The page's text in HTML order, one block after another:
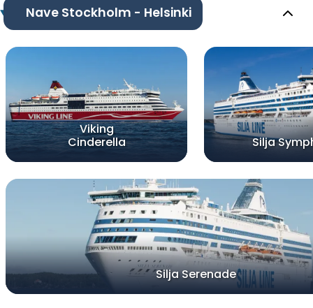
Nave Stockholm - Helsinki
Viking
Cinderella
Silja
Silja Serenade